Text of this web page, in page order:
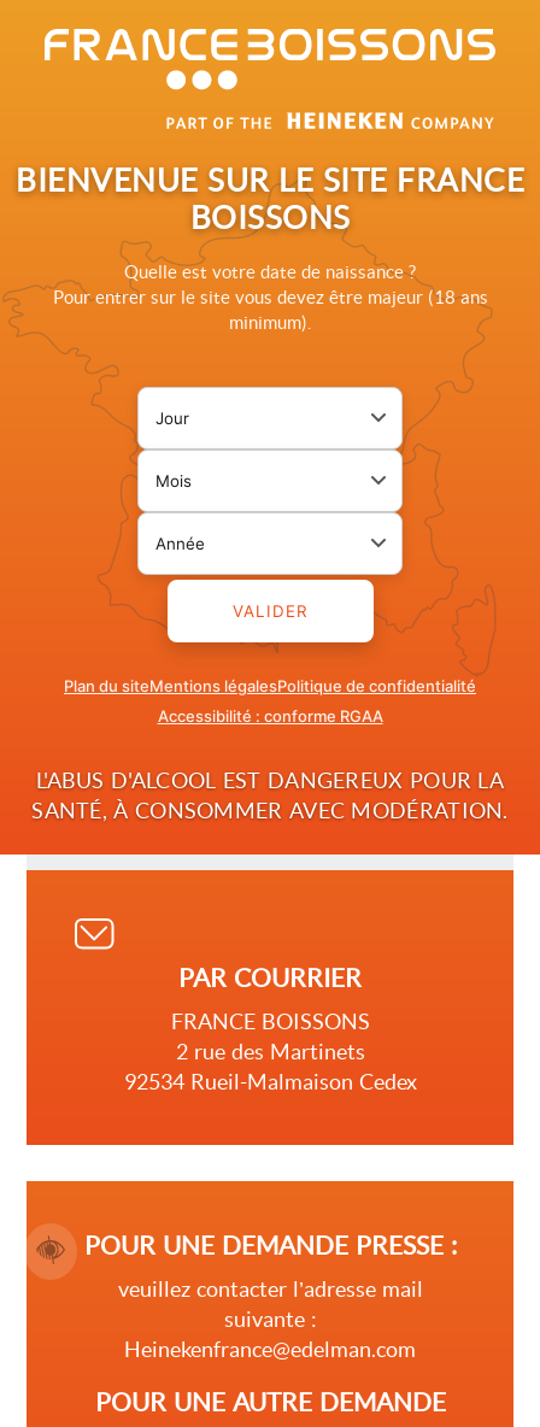
Page de vérification d'âge.
BIENVENUE SUR LE SITE FRANCE
BOISSONS
Quelle est votre date de naissance ?
Pour entrer sur le site vous devez être majeur (18 ans
minimum).
Jour de naissance
Mois de naissance
Année de naissance
VALIDER
Plan du siteMentions légalesPolitique de confidentialité
Accessibilité : conforme RGAA
L'ABUS D'ALCOOL EST DANGEREUX POUR LA
SANTÉ, À CONSOMMER AVEC MODÉRATION.
Rechercher sur le site France Boissons
NOUS
CONTACTER
TROUVER UN SITE
FRANCE BOISSONS
PAR COURRIER
FRANCE BOISSONS
2 rue des Martinets
92534 Rueil-Malmaison Cedex
POUR UNE DEMANDE PRESSE :
veuillez contacter l’adresse mail
suivante :
Heinekenfrance@edelman.com
POUR UNE AUTRE DEMANDE